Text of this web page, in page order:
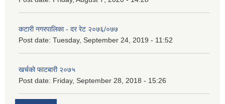
कटारी नगरपालिका - दर रेट २०७६/०७७
Post date: Tuesday, September 24, 2019 - 11:52
खर्चको फाटबारी २०७५
Post date: Friday, September 28, 2018 - 15:26